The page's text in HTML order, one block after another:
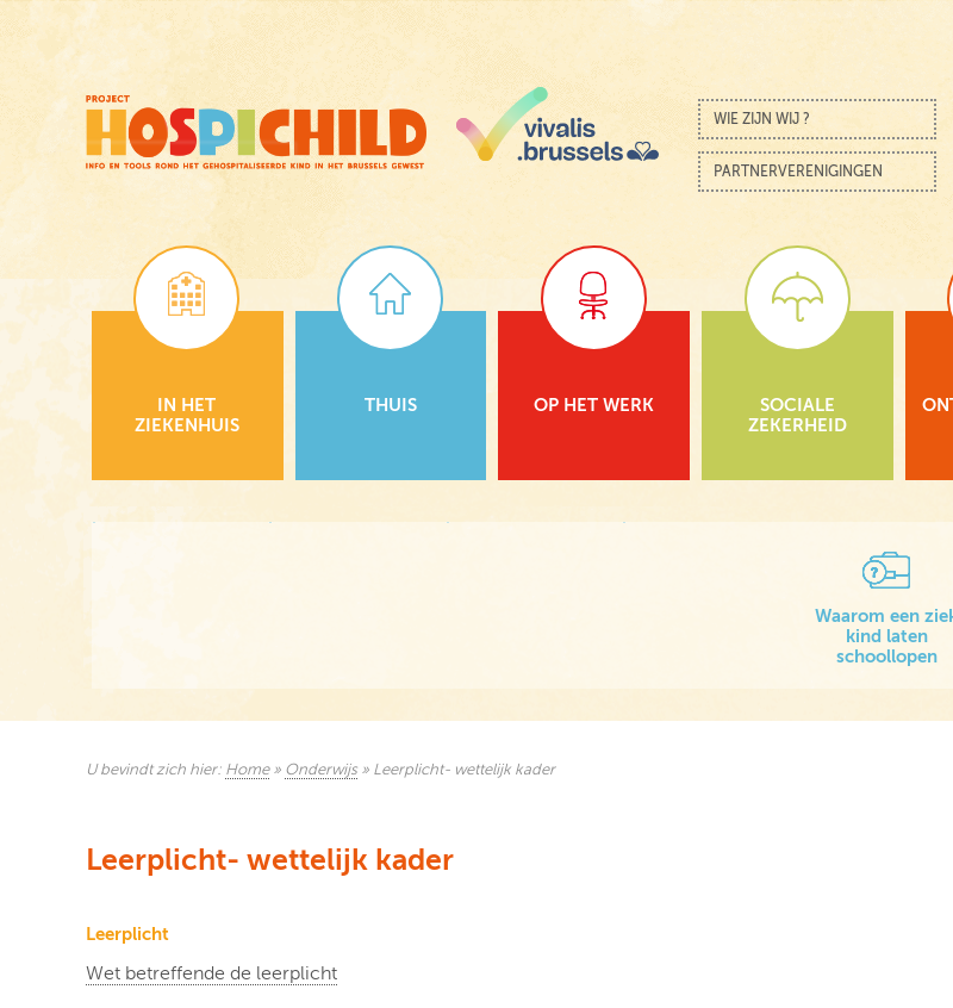
content
Menu
Skip to content
WIE ZIJN WIJ ?
PARTNERVERENIGINGEN
IN HET
ZIEKENHUIS
THUIS OP HET WERK
SOCIALE
ZEKERHEID
Waarom een
kind laten
schoollopen
U bevindt zich hier: Home» Onderwijs » Leerplicht- wettelijk kader
Leerplicht- wettelijk kader
Leerplicht
Wet betreffende de leerplicht